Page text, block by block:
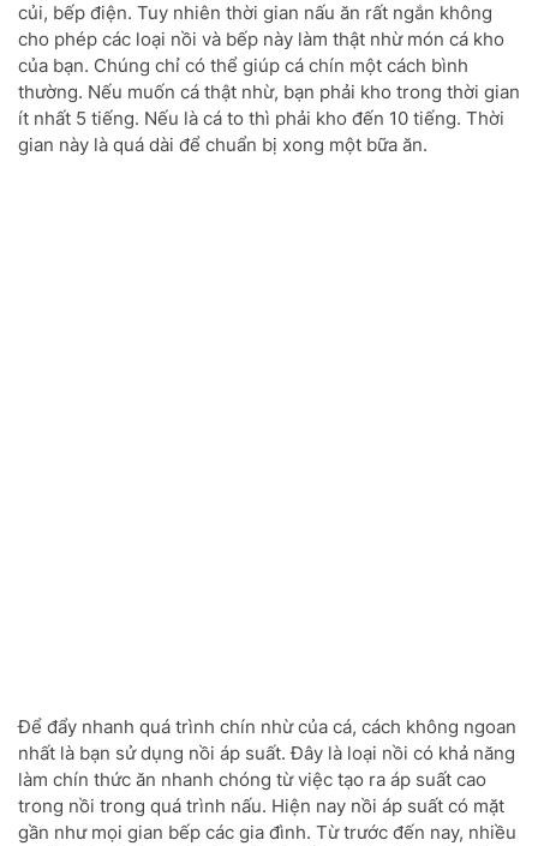
củi, bếp điện. Tuy nhiên thời gian nấu ăn rất ngắn không
cho phép các loại nồi và bếp này làm thật nhừ món cá kho
của bạn. Chúng chỉ có thể giúp cá chín một cách bình
thường. Nếu muốn cá thật nhừ, bạn phải kho trong thời gian
ít nhất 5 tiếng. Nếu là cá to thì phải kho đến 10 tiếng. Thời
gian này là quá dài để chuẩn bị xong một bữa ăn.
Để đẩy nhanh quá trình chín nhừ của cá, cách không ngoan
nhất là bạn sử dụng nồi áp suất. Đây là loại nồi có khả năng
làm chín thức ăn nhanh chóng từ việc tạo ra áp suất cao
trong nồi trong quá trình nấu. Hiện nay nồi áp suất có mặt
gần như mọi gian bếp các gia đình. Từ trước đến nay, nhiều